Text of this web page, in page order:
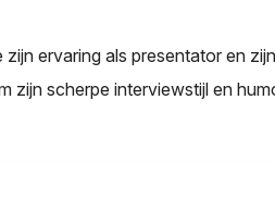
ervaring als presentator en
zijn scherpe interviewstijl en